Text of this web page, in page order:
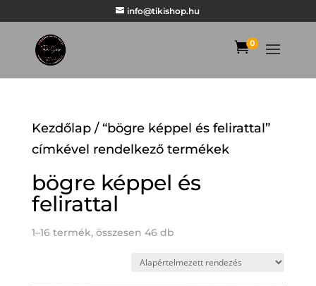
info@tikishop.hu
0
Kezdőlap/ “bögre képpel és felirattal”
címkével rendelkező termékek
bögre képpel és
felirattal
1–16 termék, összesen 46 db